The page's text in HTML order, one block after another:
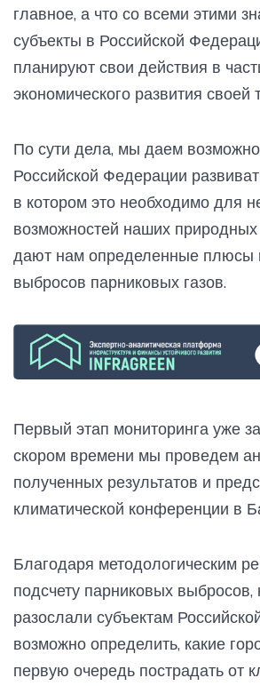
главное, а что со всеми этими
субъекты в Российской
планируют свои действия в
экономического развития своей
По сути дела, мы даем
Российской Федерации
в котором это необходимо для
возможностей наших природных
дают нам определенные плюсы
выбросов парниковых газов.
Первый этап мониторинга уже
скором времени мы проведем
полученных результатов и
климатической конференции в
Благодаря методологическим
подсчету парниковых
разослали субъектам
возможно определить, какие
первую очередь пострадать от